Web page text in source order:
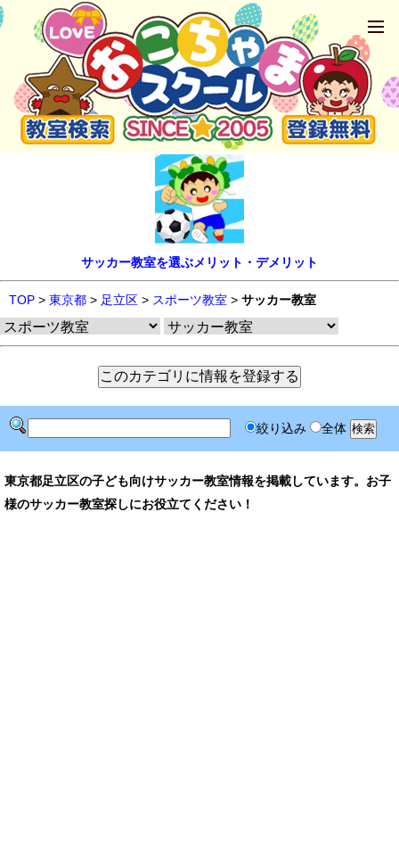
サッカー教室を選ぶメリット・デメリット
TOP > 東京都 > 足立区 > スポーツ教室 > サッカー教室
絞り込み 全体
東京都足立区の子ども向けサッカー教室情報を掲載しています。お子
様のサッカー教室探しにお役立てください！